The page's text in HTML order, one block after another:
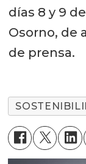
días 8 y 9
Osorno, de
de prensa.